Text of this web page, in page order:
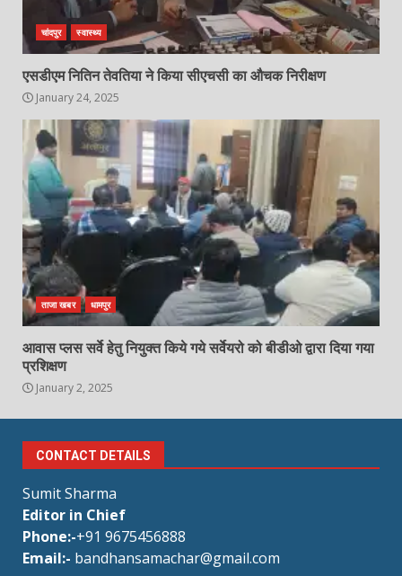
चांदपुर स्वास्थ्य
एसडीएम नितिन तेवतिया ने किया सीएचसी का औचक निरीक्षण
January 24, 2025
ताजा खबर धामपुर
आवास प्लस सर्वे हेतु नियुक्त किये गये सर्वेयरो को बीडीओ द्वारा दिया गया
प्रशिक्षण
January 2, 2025
CONTACT DETAILS
Sumit Sharma
Editor in Chief
Phone:-+91 9675456888
Email:- bandhansamachar@gmail.com